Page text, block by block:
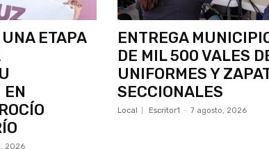
ETAPA
EN
2026
ENTREGA
DE MIL 500 VALES
UNIFORMES Y
SECCIONALES
Local Escritor1 - 7 agosto, 2026